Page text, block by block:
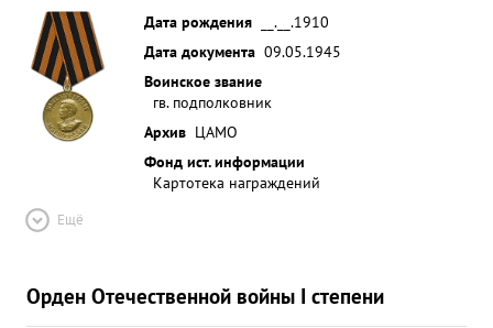
Дата рождения
__.__.1910
Дата документа 09.05.1945
Воинское звание
гв. подполковник
Архив ЦАМО
Фонд ист. информации
Картотека награждений
Ещё
Орден Отечественной войны I степени